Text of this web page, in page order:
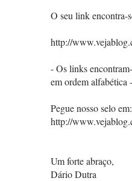
O seu link encontra-
http://
- Os links
em ordem alfabética -
Pegue nosso selo em:
http://
Um forte abraço,
Dário Dutra